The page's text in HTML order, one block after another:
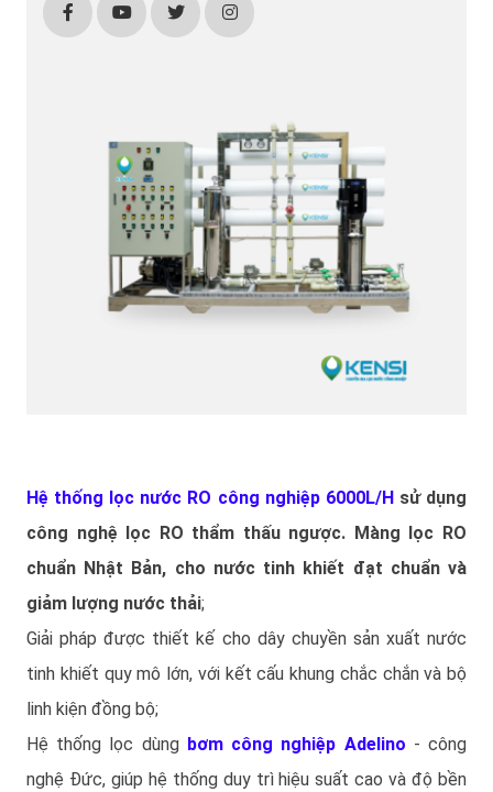
Hệ thống lọc nước RO công nghiệp 6000L/H sử dụng
công nghệ lọc RO thẩm thấu ngược. Màng lọc RO
chuẩn Nhật Bản, cho nước tinh khiết đạt chuẩn và
giảm lượng nước thải;
Giải pháp được thiết kế cho dây chuyền sản xuất nước
tinh khiết quy mô lớn, với kết cấu khung chắc chắn và bộ
linh kiện đồng bộ;
Hệ thống lọc dùng bơm công nghiệp Adelino - công
nghệ Đức, giúp hệ thống duy trì hiệu suất cao và độ bền